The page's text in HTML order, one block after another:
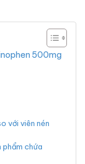
500mg
với viên nén
phẩm chứa